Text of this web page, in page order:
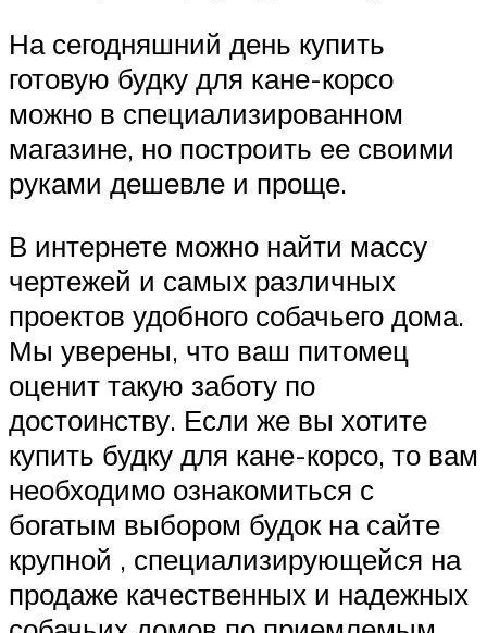
На сегодняшний день купить
готовую будку для кане-корсо
можно в специализированном
магазине, но построить ее своими
руками дешевле и проще.
В интернете можно найти массу
чертежей и самых различных
проектов удобного собачьего дома.
Мы уверены, что ваш питомец
оценит такую заботу по
достоинству. Если же вы хотите
купить будку для кане-корсо, то вам
необходимо ознакомиться с
богатым выбором будок на сайте
крупной , специализирующейся на
продаже качественных и надежных